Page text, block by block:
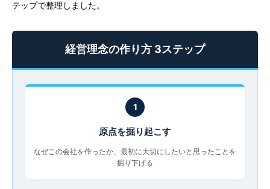
テップで整理しました。
経営理念の作り方 3ステップ
1
原点を掘り起こす
なぜこの会社を作ったか、最初に大切にしたいと思ったことを
掘り下げる